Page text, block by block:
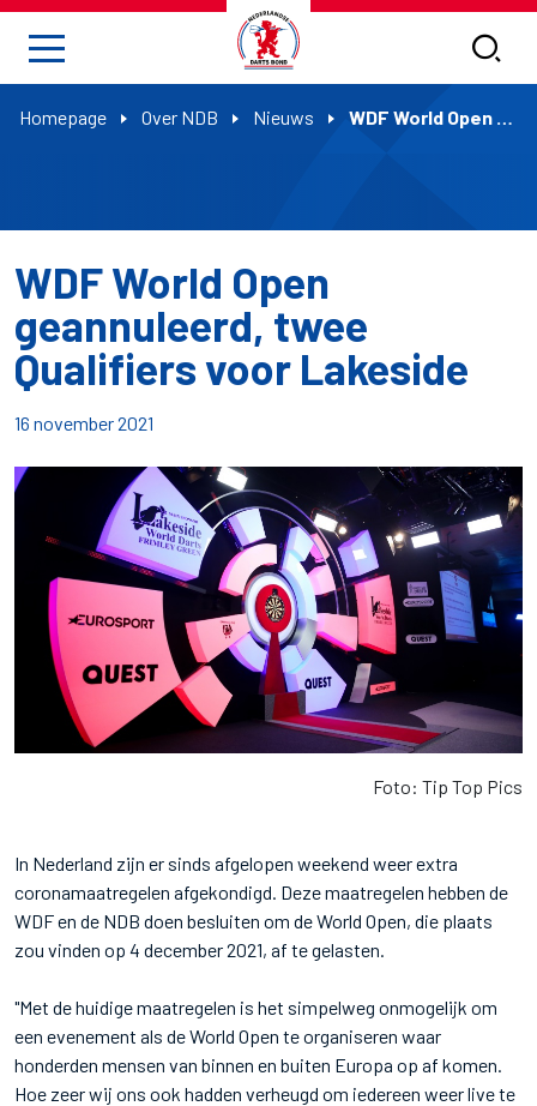
Homepage Over NDB Nieuws WDF World Open geannuleerd, twee Qualifiers voor Lakeside
WDF World Open
geannuleerd, twee
Qualifiers voor Lakeside
16 november 2021
Foto: Tip Top Pics
In Nederland zijn er sinds afgelopen weekend weer extra
coronamaatregelen afgekondigd. Deze maatregelen hebben de
WDF en de NDB doen besluiten om de World Open, die plaats
zou vinden op 4 december 2021, af te gelasten.
"Met de huidige maatregelen is het simpelweg onmogelijk om
een evenement als de World Open te organiseren waar
honderden mensen van binnen en buiten Europa op af komen.
Hoe zeer wij ons ook hadden verheugd om iedereen weer live te